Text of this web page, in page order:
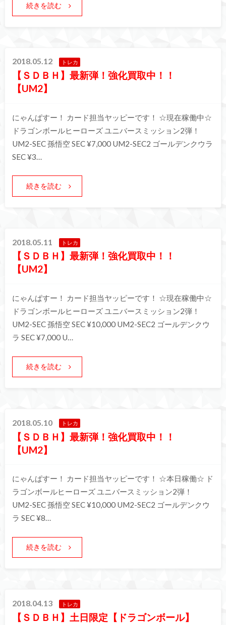
続きを読む
2018.05.12 トレカ
【ＳＤＢＨ】最新弾！強化買取中！！
【UM2】
にゃんぱすー！ カード担当ヤッピーです！ ☆現在稼働中☆
ドラゴンボールヒーローズ ユニバースミッション2弾！
UM2-SEC 孫悟空 SEC ¥7,000 UM2-SEC2 ゴールデンクウラ
SEC ¥3…
続きを読む
2018.05.11 トレカ
【ＳＤＢＨ】最新弾！強化買取中！！
【UM2】
にゃんぱすー！ カード担当ヤッピーです！ ☆現在稼働中☆
ドラゴンボールヒーローズ ユニバースミッション2弾！
UM2-SEC 孫悟空 SEC ¥10,000 UM2-SEC2 ゴールデンクウ
ラ SEC ¥7,000 U…
続きを読む
2018.05.10 トレカ
【ＳＤＢＨ】最新弾！強化買取中！！
【UM2】
にゃんぱすー！ カード担当ヤッピーです！ ☆本日稼働☆ ド
ラゴンボールヒーローズ ユニバースミッション2弾！
UM2-SEC 孫悟空 SEC ¥10,000 UM2-SEC2 ゴールデンクウ
ラ SEC ¥8…
続きを読む
2018.04.13 トレカ
【ＳＤＢＨ】土日限定【ドラゴンボール】